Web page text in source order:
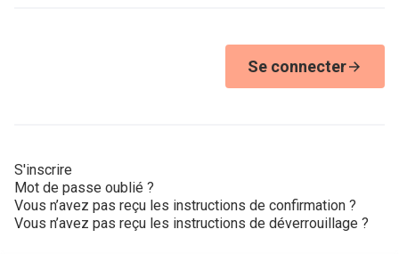
Se connecter
S'inscrire
Mot de passe oublié ?
Vous n’avez pas reçu les instructions de confirmation ?
Vous n’avez pas reçu les instructions de déverrouillage ?